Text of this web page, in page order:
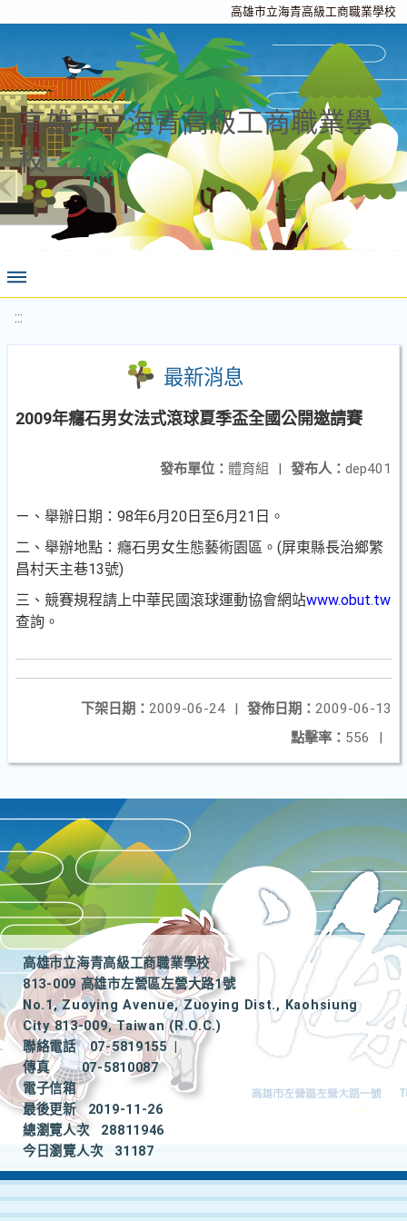
高雄市立海青高級工商職業學校
高雄市立海青高級工商職業學
校
:::
最新消息
2009年癮石男女法式滾球夏季盃全國公開邀請賽
發布人： dep401
發布單位： 體育組 |
ㄧ、舉辦日期：98年6月20日至6月21日。
二、舉辦地點：癮石男女生態藝術園區。(屏東縣長治鄉繁
昌村天主巷13號)
三、競賽規程請上中華民國滾球運動協會網站www.obut.tw
查詢。
發佈日期： 2009-06-13
下架日期： 2009-06-24
|
點擊率： 556 |
高雄市立海青高級工商職業學校
813-009 高雄市左營區左營大路1號
No.1, Zuoying Avenue, Zuoying Dist., Kaohsiung
City 813-009, Taiwan (R.O.C.)
聯絡電話
07-5819155
|
傳真
07-5810087
電子信箱
最後更新
2019-11-26
總瀏覽人次
28811946
今日瀏覽人次
31187